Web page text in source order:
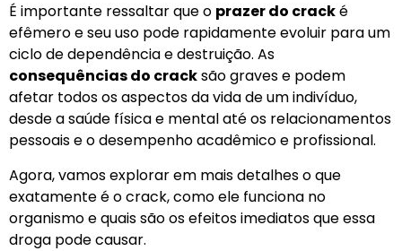
É importante ressaltar que o prazer do cracké
efêmero e seu uso pode rapidamente evoluir para um
ciclo de dependência e destruição. As
consequências do cracksão graves e podem
afetar todos os aspectos da vida de um indivíduo,
desde a saúde física e mental até os relacionamentos
pessoais e o desempenho acadêmico e profissional.
Agora, vamos explorar em mais detalhes o que
exatamente é o crack, como ele funciona no
organismo e quais são os efeitos imediatos que essa
droga pode causar.